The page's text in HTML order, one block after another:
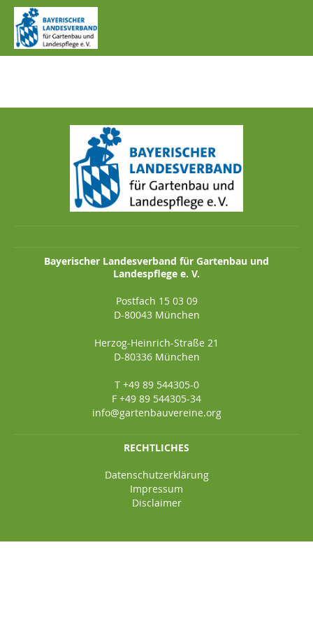
IMG_0111.JPG
Bayerischer Landesverband für Gartenbau und
Landespflege e. V.
Postfach 15 03 09
D-80043 München
Herzog-Heinrich-Straße 21
D-80336 München
T +49 89 544305-0
F +49 89 544305-34
info@gartenbauvereine.org
RECHTLICHES
Datenschutzerklärung
Impressum
Disclaimer